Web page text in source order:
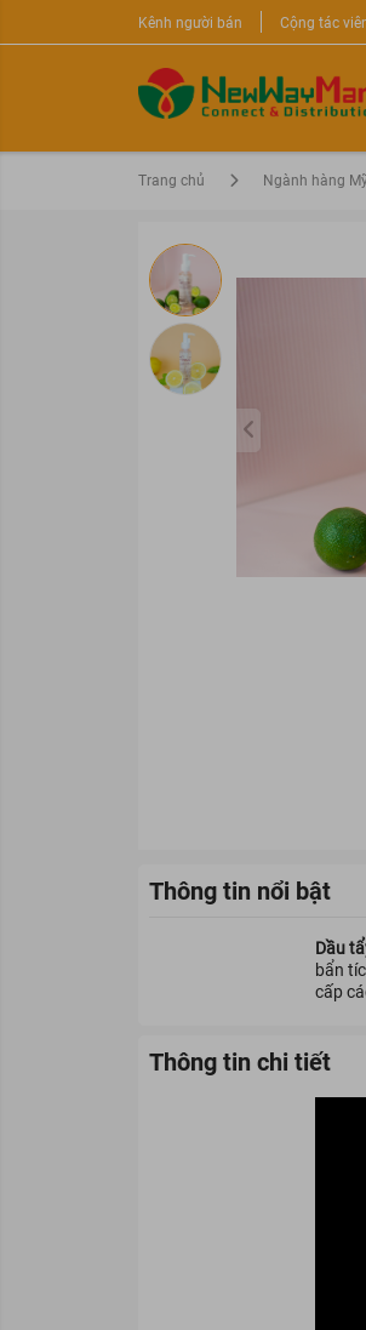
Kênh người bán Cộng tác
Trang chủ Ngành hàng
Thông tin nổi bật
Dầu
bẩn
cấp
Thông tin chi tiết